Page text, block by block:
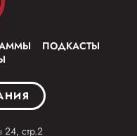
ПОДКАСТЫ
24, стр.2